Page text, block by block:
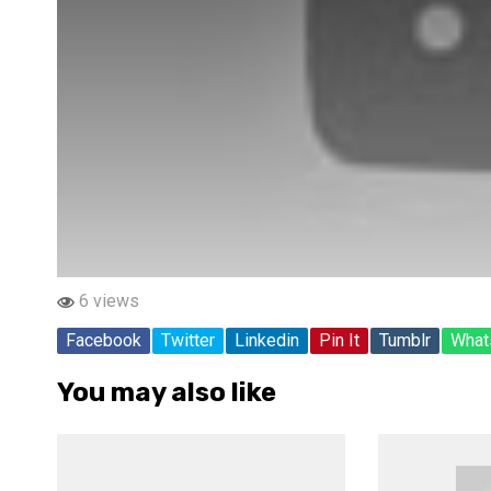
6 views
Facebook
Twitter Linkedin Pin It Tumblr
You may also like